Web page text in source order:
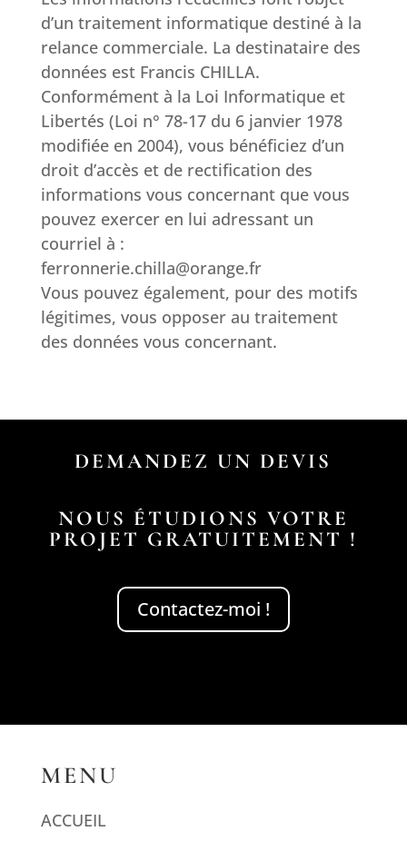
d’un traitement informatique destiné à la
relance commerciale. La destinataire des
données est Francis CHILLA.
Conformément à la Loi Informatique et
Libertés (Loi n° 78-17 du 6 janvier 1978
modifiée en 2004), vous bénéficiez d’un
droit d’accès et de rectification des
informations vous concernant que vous
pouvez exercer en lui adressant un
courriel à :
ferronnerie.chilla@orange.fr
Vous pouvez également, pour des motifs
légitimes, vous opposer au traitement
des données vous concernant.
DEMANDEZ UN DEVIS
NOUS ÉTUDIONS VOTRE
PROJET GRATUITEMENT !
Contactez-moi !
MENU
ACCUEIL